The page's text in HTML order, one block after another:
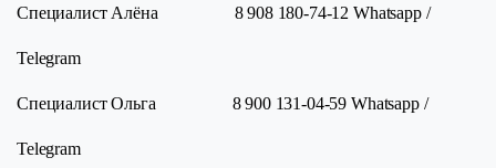
Специалист Алёна 8 908 180-74-12 Whatsapp /
Telegram
Специалист Ольга 8 900 131-04-59 Whatsapp /
Telegram